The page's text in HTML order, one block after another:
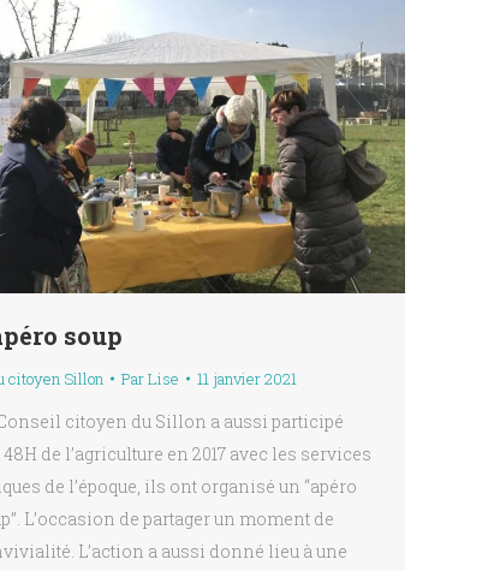
soup
citoyen Sillon ParLise 11 janvier 2021
citoyen du Sillon a aussi participé
48H de l’agriculture en 2017 avec les services
de l’époque, ils ont organisé un “apéro
L’occasion de partager un moment de
L’action a aussi donné lieu à une